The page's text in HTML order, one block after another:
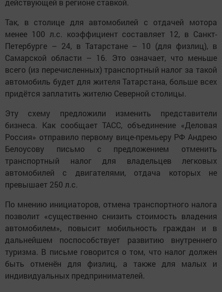
действующей в регионе ставкой.
Так, в столице для автомобилей с отдачей мотора
менее 100 л.с. коэффициент составляет 12, в Санкт-
Петербурге – 24, в Татарстане – 10 (для физлиц), в
Самарской области – 16. Это означает, что меньше
всего (из перечисленных) транспортный налог за такой
автомобиль будет для жителя Татарстана, больше всех
придётся заплатить жителю Северной столицы.
Эту схему предложили изменить представители
бизнеса. Как сообщает ТАСС, объединение «Деловая
Россия» отправило первому вице-премьеру РФ Андрею
Белоусову письмо с предложением отменить
транспортный налог для владельцев легковых
автомобилей с двигателями, отдача которых не
превышает 250 л.с.
По мнению инициаторов, отмена транспортного налога
позволит «существенно снизить стоимость владения
автомобилем», повысит мобильность граждан и в
дальнейшем поспособствует развитию внутреннего
туризма. В письме говорится о том, что налог должен
быть отменён для физлиц, а также для малых и
индивидуальных предпринимателей.